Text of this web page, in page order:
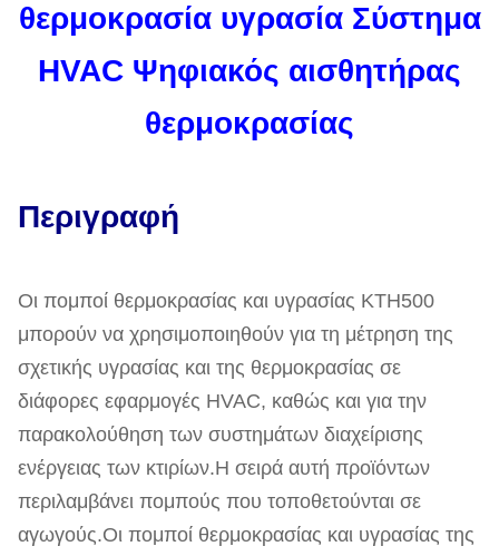
θερμοκρασία υγρασία Σύστημα
HVAC Ψηφιακός αισθητήρας
θερμοκρασίας
Περιγραφή
Οι πομποί θερμοκρασίας και υγρασίας KTH500
μπορούν να χρησιμοποιηθούν για τη μέτρηση της
σχετικής υγρασίας και της θερμοκρασίας σε
διάφορες εφαρμογές HVAC, καθώς και για την
παρακολούθηση των συστημάτων διαχείρισης
ενέργειας των κτιρίων.Η σειρά αυτή προϊόντων
περιλαμβάνει πομπούς που τοποθετούνται σε
αγωγούς.Οι πομποί θερμοκρασίας και υγρασίας της